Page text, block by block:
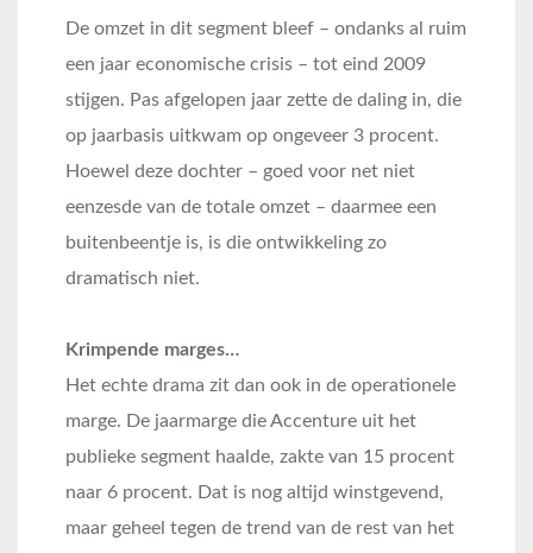
De omzet in dit segment bleef – ondanks al ruim
een jaar economische crisis – tot eind 2009
stijgen. Pas afgelopen jaar zette de daling in, die
op jaarbasis uitkwam op ongeveer 3 procent.
Hoewel deze dochter – goed voor net niet
eenzesde van de totale omzet – daarmee een
buitenbeentje is, is die ontwikkeling zo
dramatisch niet.
Krimpende marges…
Het echte drama zit dan ook in de operationele
marge. De jaarmarge die Accenture uit het
publieke segment haalde, zakte van 15 procent
naar 6 procent. Dat is nog altijd winstgevend,
maar geheel tegen de trend van de rest van het